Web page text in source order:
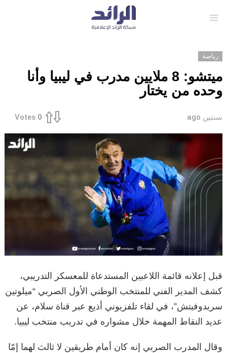
رياضة
ميتشو: 8 ملايين مدرب في ليبيا وأنا
وحده من يختار
سنتين ago 0
Votes
قبل إعلانه قائمة اللاعبين المستدعاة للمعسكر التدريبي،
كشف المدير الفني للمنتخب الوطني الأول الصربي “ميلوتين
سريدوفيتش”، في لقاء تلفزيوني أذيع عبر قناة سلام، عن
عديد النقاط المهمة خلال مشواره في تدريب منتخب ليبيا.
وقال المدرب الصربي إنه كان أمام طريقين لا ثالث لهما إمّا